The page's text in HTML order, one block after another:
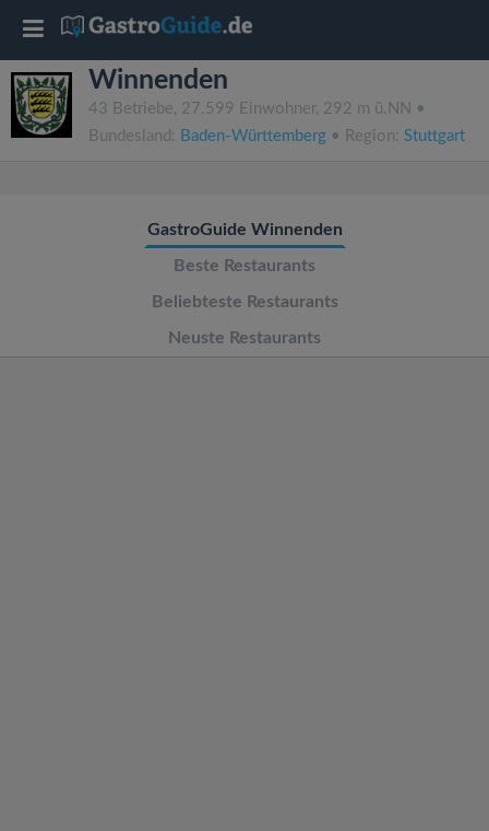
Winnenden
43 Betriebe, 27.599 Einwohner, 292 m ü.NN •
Bundesland: Baden-Württemberg • Region: Stuttgart
GastroGuide Winnenden
Beste Restaurants
Beliebteste Restaurants
Neuste Restaurants
T
o
g